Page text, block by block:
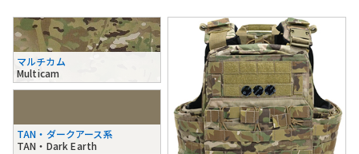
マルチカム
Multicam
TAN・ダークアース系
TAN・Dark Earth